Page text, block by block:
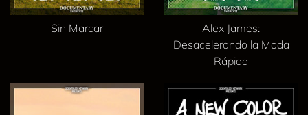
Sin Marcar
Alex James:
Desacelerando la Moda
Rápida